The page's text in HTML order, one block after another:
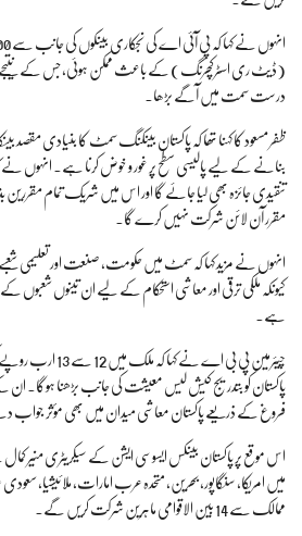
(ڈیٹ ری اسٹرکچرنگ) کے باعث ممکن ہوئی، جس کے نتیجے
درست سمت میں آگے بڑھا۔
ظفر مسعود کا کہنا تھا کہ پاکستان بینکنگ سمٹ کا بنیادی مقصد
بنانے کے لیے پالیسی سطح پر غور و خوض کرنا ہے۔ انہوں نے
تنقیدی جائزہ بھی لیا جائے گا اور اس میں شریک تمام
مقرر آن لائن شرکت نہیں کرے گا۔
انہوں نے مزید کہا کہ سمٹ میں حکومت، صنعت اور تعلیمی
کیونکہ ملکی ترقی اور معاشی استحکام کے لیے ان تینوں شعبوں
ہے۔
چیئرمین پی بی اے نے
پاکستان کو بتدریج کیش لیس معیشت کی جانب بڑھنا ہوگا۔
فروغ کے ذریعے پاکستان معاشی میدان میں بھی مؤثر جواب
اس موقع پر پاکستان بینکس ایسوسی ایشن کے سیکریٹری منیر
میں امریکا، سنگاپور، بحرین، متحدہ عرب امارات، ملائیشیا،
ممالک سے 14 بین الاقوامی ماہرین شرکت کریں گے۔